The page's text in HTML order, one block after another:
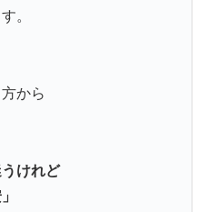
。
から
うけれど